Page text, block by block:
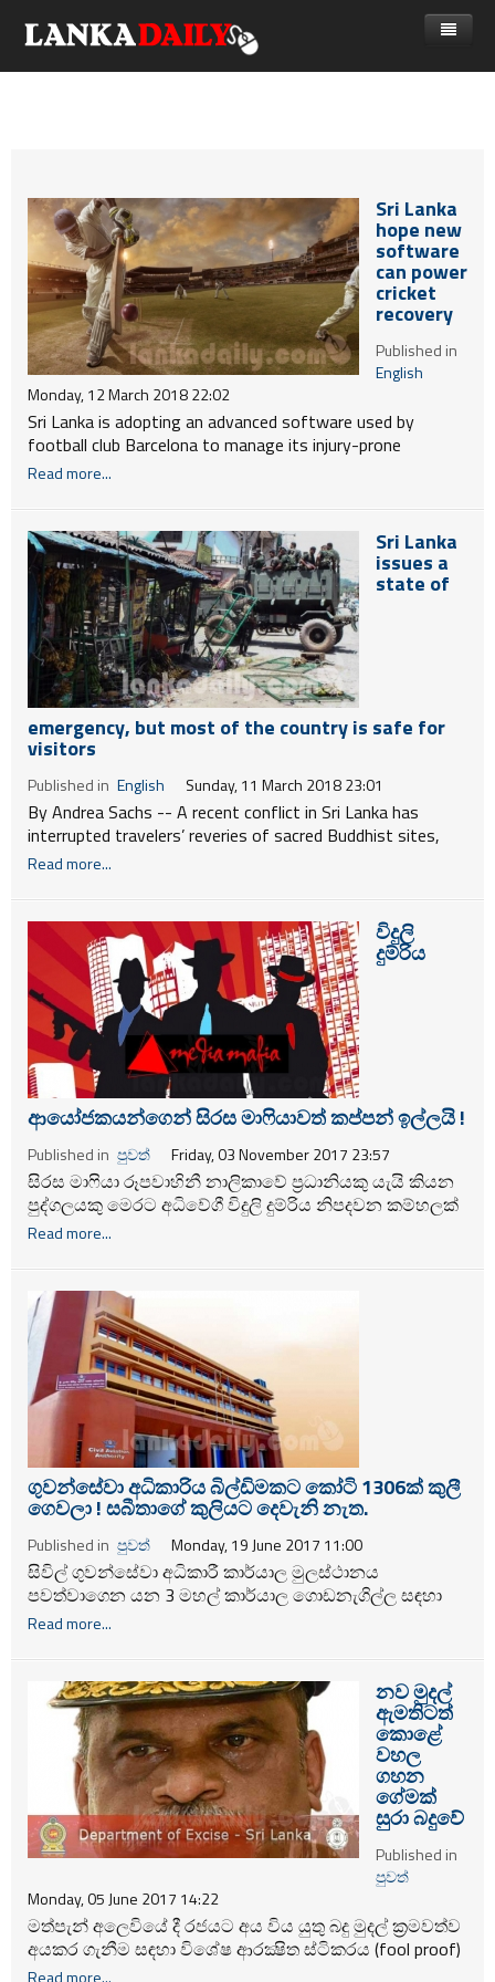
Sri Lanka
hope new
software
can power
cricket
recovery
Published in
English
Monday, 12 March 2018 22:02
Sri Lanka is adopting an advanced software used by
football club Barcelona to manage its injury-prone
cricketers as the national team trains for the World Cup
Read more...
Sri Lanka
issues a
state of
emergency, but most of the country is safe for
visitors
Published in English Sunday, 11 March 2018 23:01
By Andrea Sachs -- A recent conflict in Sri Lanka has
interrupted travelers’ reveries of sacred Buddhist sites,
languorous beaches and Ceylon tea moments. But careful
dream trips to the Southeast Asian island alive.
Read more...
විදුලි
දුම්රිය
ආයෝජකයන්ගෙන් සිරස මාෆියාවත් කප්පන් ඉල්ලයි !
Published in පුවත් Friday, 03 November 2017 23:57
සිරස මාෆියා රූපවාහිනී නාලිකාවේ ප්‍රධානියකු යැයි කියන
පුද්ගලයකු මෙරට අධිවේගී විදුලි දුම්රිය නිපදවන කම්හලක්
ඇරඹීමට කැමැත්තෙන් සිටින විදේශීය ආයෝජක
කරවා දිය හැකි බව පවසා ඒ වෙනුවෙන් මහරාජා සමාගම
හා ගිවිසුමකට එළඹිය යුතු බව පවසා ඇතැයි එම සමාගමේ
ආරංචි මාර්ග පවසයි..
Read more...
ගුවන්සේවා අධිකාරිය බිල්ඩිමකට කෝටි 1306ක් කුලී
ගෙවලා ! සබීතාගේ කුලියට දෙවැනි නැත.
Published in පුවත් Monday, 19 June 2017 11:00
සිවිල් ගුවන්සේවා අධිකාරී කාර්යාල මුලස්ථානය
පවත්වාගෙන යන 3 මහල් කාර්යාල ගොඩනැගිල්ල සඳහා
වසර 15ක කාලයක් තිස්සේ කුලිය වශයෙන් රුපියල් කෝටි
කුලිය ලක්ෂ 60ක් වන අතර වත්මන් ගොඩනැගිල්ල එහි
අධ්‍යක්ෂ ජනරාල්වරයාගේ සමීප හිතවතකුට අයත් එකක්
බවද අධිකාරී සේවකයින් පවසයි.
Read more...
නව මුදල්
ඇමතිටත්
කොළේ
වහල
ගහන
ගේමක්
සුරා බදුවේ
Published in
පුවත්
Monday, 05 June 2017 14:22
මත්පැන් අලෙවියේ දී රජයට අය විය යුතු බදු මුදල් ක්‍රමවත්ව
අයකර ගැනීම සඳහා විශේෂ ආරක්‍ෂිත ස්ටිකරය (fool proof)
මුද්‍රණය කිරීම සඳහා වන ටෙන්ඩරය නිසි ටෙන්ඩර්
Read more...
ක්‍රීඩා
කලා
කාලීන සංවාද
විශේෂාංග
Life
විඩියෝ ගැලරිය
විමසීම්
Advertise with us